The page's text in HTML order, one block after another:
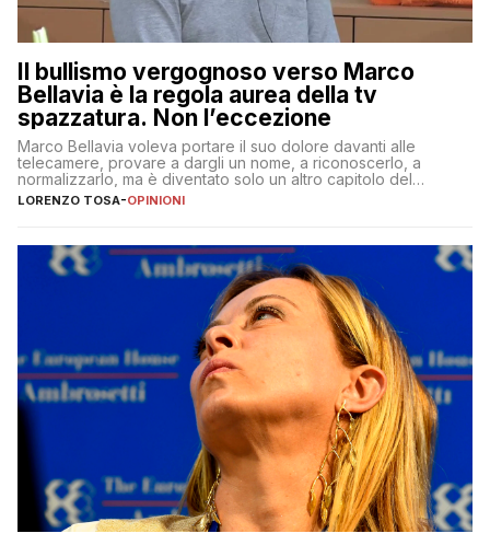
Il bullismo vergognoso verso Marco
Bellavia è la regola aurea della tv
spazzatura. Non l’eccezione
Marco Bellavia voleva portare il suo dolore davanti alle
telecamere, provare a dargli un nome, a riconoscerlo, a
normalizzarlo, ma è diventato solo un altro capitolo del
copione
LORENZO TOSA-OPINIONI